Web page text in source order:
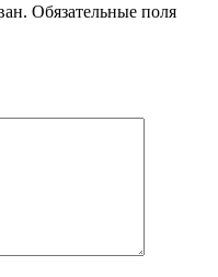
Обязательные поля